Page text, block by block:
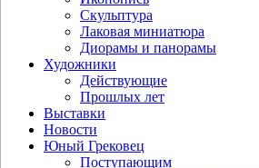
Скульптура
Лаковая миниатюра
Диорамы и панорамы
Художники
Действующие
Прошлых лет
Выставки
Новости
Юный Грековец
Поступающим